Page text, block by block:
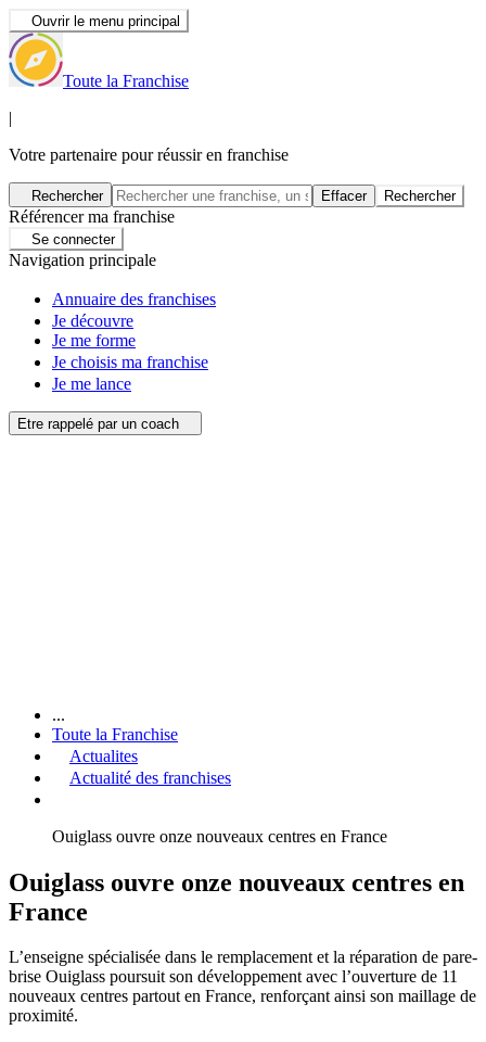
Ouvrir le menu principal
Toute la Franchise
|
Votre partenaire pour réussir en franchise
Rechercher Effacer Rechercher
Référencer ma franchise
Se connecter
Navigation principale
Annuaire des franchises
Je découvre
Je me forme
Je choisis ma franchise
Je me lance
Etre rappelé par un coach
...
Toute la Franchise
Actualites
Actualité des franchises
Ouiglass ouvre onze nouveaux centres en France
Ouiglass ouvre onze nouveaux centres en
France
L’enseigne spécialisée dans le remplacement et la réparation de pare-
brise Ouiglass poursuit son développement avec l’ouverture de 11
nouveaux centres partout en France, renforçant ainsi son maillage de
proximité.